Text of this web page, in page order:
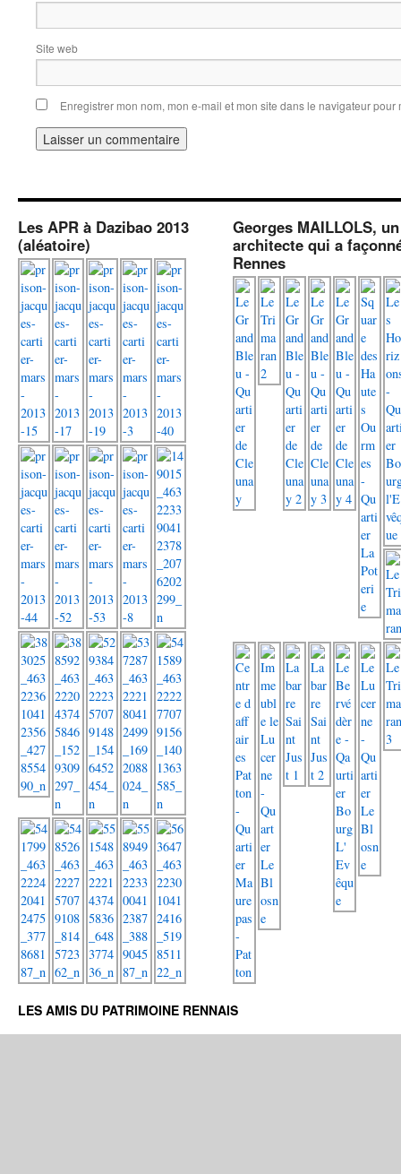
Site web
Enregistrer mon nom, mon e-mail et mon site dans le navigateur
Les APR à Dazibao 2013
(aléatoire)
Georges MAILLOLS, un
architecte qui a
Rennes
LES AMIS DU PATRIMOINE RENNAIS